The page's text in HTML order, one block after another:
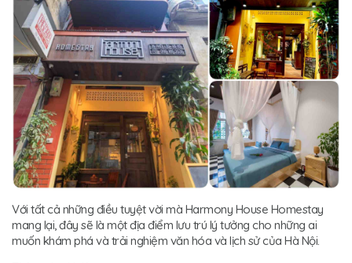
Với tất cả những điều tuyệt vời mà Harmony House Homestay
mang lại, đây sẽ là một địa điểm lưu trú lý tưởng cho những ai
muốn khám phá và trải nghiệm văn hóa và lịch sử của Hà Nội.